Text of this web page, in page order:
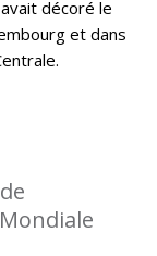
décoré le
et dans